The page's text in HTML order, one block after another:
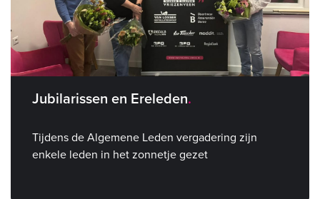
Jubilarissen en Ereleden
Tijdens de Algemene Leden vergadering zijn
enkele leden in het zonnetje gezet